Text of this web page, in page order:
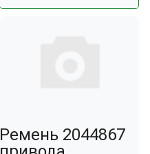
Ремень 2044867